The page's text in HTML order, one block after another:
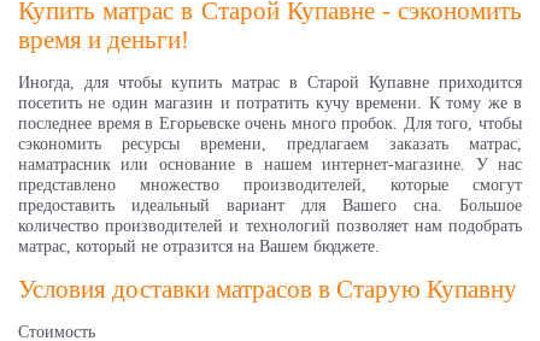
Купить матрас в Старой Купавне - сэкономить
время и деньги!
Иногда, для чтобы купить матрас в Старой Купавне приходится
посетить не один магазин и потратить кучу времени. К тому же в
последнее время в Егорьевске очень много пробок. Для того, чтобы
сэкономить ресурсы времени, предлагаем заказать матрас,
наматрасник или основание в нашем интернет-магазине. У нас
представлено множество производителей, которые смогут
предоставить идеальный вариант для Вашего сна. Большое
количество производителей и технологий позволяет нам подобрать
матрас, который не отразится на Вашем бюджете.
Условия доставки матрасов в Старую Купавну
Стоимость